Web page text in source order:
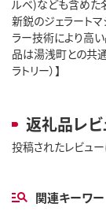
ルベ)なども含めた
新鋭のジェラート
ラー技術により高
品は湯浅町との共
ラトリー）】
返礼品レビ
投稿されたレビュー
関連キーワ